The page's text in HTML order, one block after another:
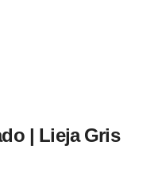
| Lieja Gris